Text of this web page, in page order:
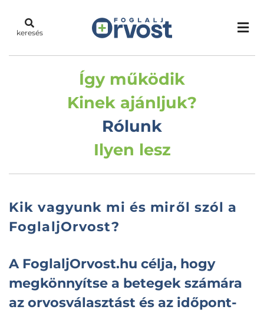
keresés
Így működik
Kinek ajánljuk?
Rólunk
Ilyen lesz
Kik vagyunk mi és miről szól a
FoglaljOrvost?
A FoglaljOrvost.hu célja, hogy
megkönnyítse a betegek számára
az orvosválasztást és az időpont-